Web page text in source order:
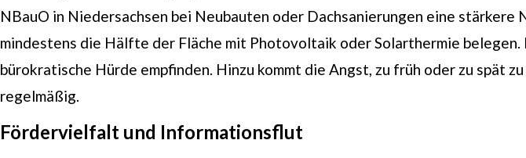
NBauO in Niedersachsen bei Neubauten oder Dachsanierungen eine
mindestens die Hälfte der Fläche mit Photovoltaik oder Solarthermie
bürokratische Hürde empfinden. Hinzu kommt die Angst, zu früh oder zu spät
regelmäßig.
Fördervielfalt und Informationsflut